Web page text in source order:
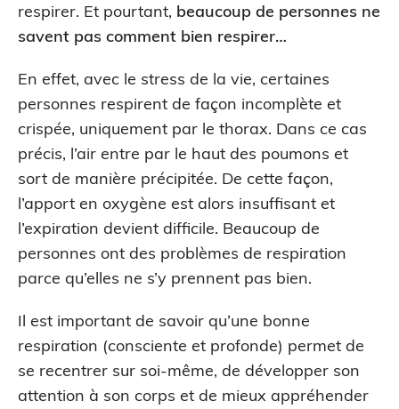
respirer. Et pourtant, beaucoup de personnes ne
savent pas comment bien respirer…
En effet, avec le stress de la vie, certaines
personnes respirent de façon incomplète et
crispée, uniquement par le thorax. Dans ce cas
précis, l’air entre par le haut des poumons et
sort de manière précipitée. De cette façon,
l’apport en oxygène est alors insuffisant et
l’expiration devient difficile. Beaucoup de
personnes ont des problèmes de respiration
parce qu’elles ne s’y prennent pas bien.
Il est important de savoir qu’une bonne
respiration (consciente et profonde) permet de
se recentrer sur soi-même, de développer son
attention à son corps et de mieux appréhender